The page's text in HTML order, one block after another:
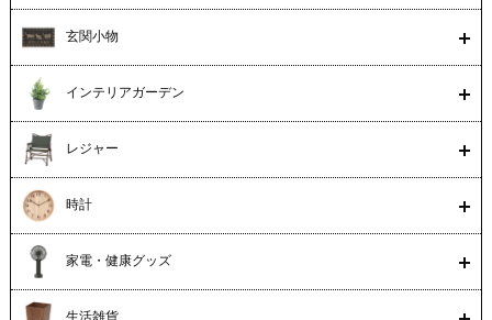
玄関小物
インテリアガーデン
レジャー
時計
家電・健康グッズ
生活雑貨